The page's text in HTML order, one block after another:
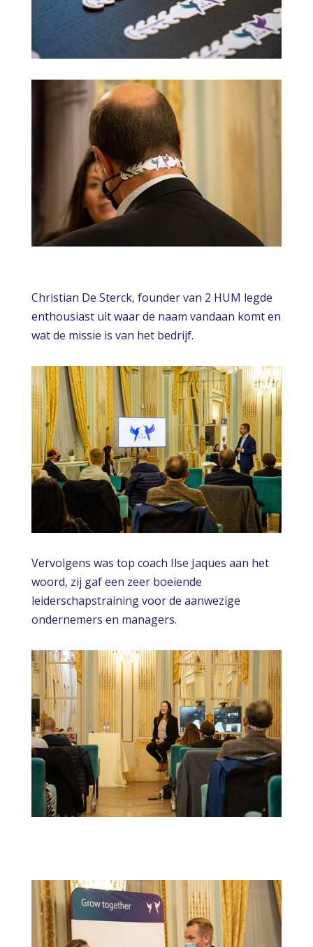
Christian De Sterck, founder van 2 HUM legde
enthousiast uit waar de naam vandaan komt en
wat de missie is van het bedrijf.
Vervolgens was top coach Ilse Jaques aan het
woord, zij gaf een zeer boeiende
leiderschapstraining voor de aanwezige
ondernemers en managers.